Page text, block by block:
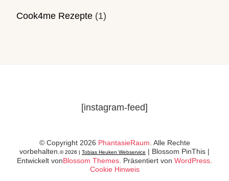
Cook4me Rezepte (1)
[instagram-feed]
© Copyright 2026 PhantasieRaum . Alle Rechte
vorbehalten. © 2026 | Tobias Heuken Webservice | Blossom PinThis |
Entwickelt vonBlossom Themes . Präsentiert von WordPress
Cookie Hinweis